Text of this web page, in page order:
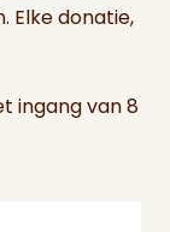
Elke donatie,
ingang van 8